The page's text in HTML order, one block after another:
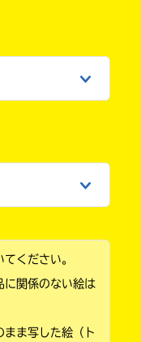
ください。
に関係のない絵は
まま写した絵（ト